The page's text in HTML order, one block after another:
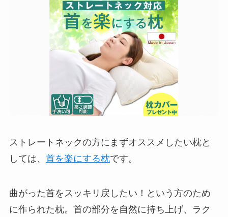
ストレートネックの方にまずオススメしたい枕と
しては、 首を楽にする枕です。
曲がった首をスッキリ戻したい！という方のため
に作られた枕。首の部分を自然に持ち上げ、ラク